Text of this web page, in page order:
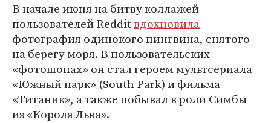
В начале июня на битву коллажей
пользователей Redditвдохновила
фотография одинокого пингвина, снятого
на берегу моря. В пользовательских
«фотошопах» он стал героем мультсериала
«Южный парк» (South Park) и фильма
«Титаник», а также побывал в роли Симбы
из «Короля Льва».